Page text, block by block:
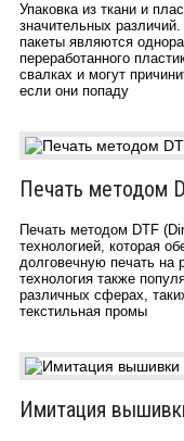
Упаковка из ткани и
значительных
пакеты являются
переработанного
свалках и могут
если они попаду
Печать методом
Печать методом DTF
технологией, которая
долговечную печать на
технология также
различных сферах,
текстильная промы
Имитация